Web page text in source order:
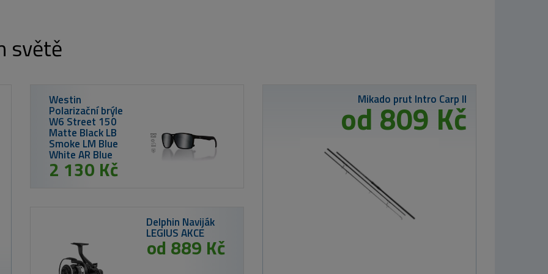
světě
od 169 Kč
Nikl Method Mix Corn 1kg
Kinetic Brodící
boty X4 Felt
od 2 480 Kč
Nikl Pelety Corn